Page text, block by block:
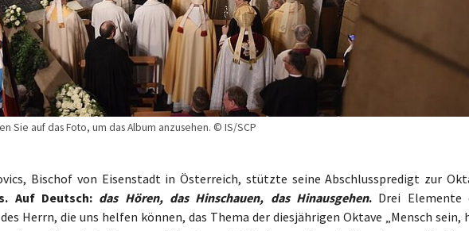
Sie auf das Foto, um das Album anzusehen. © IS/SCP
Bischof von Eisenstadt in Österreich, stützte seine Abschlusspredigt zur
Auf Deutsch: das Hören, das Hinschauen, das Hinausgehen. Drei Elemente
Herrn, die uns helfen können, das Thema der diesjährigen Oktave „Mensch sein,